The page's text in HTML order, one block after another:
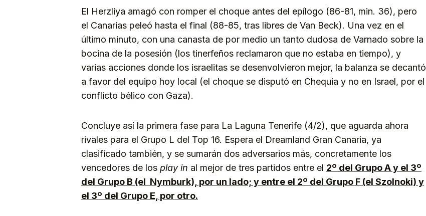
El Herzliya amagó con romper el choque antes del epílogo (86-81, min. 36), pero
el Canarias peleó hasta el final (88-85, tras libres de Van Beck). Una vez en el
último minuto, con una canasta de por medio un tanto dudosa de Varnado sobre la
bocina de la posesión (los tinerfeños reclamaron que no estaba en tiempo), y
varias acciones donde los israelitas se desenvolvieron mejor, la balanza se decantó
a favor del equipo hoy local (el choque se disputó en Chequia y no en Israel, por el
conflicto bélico con Gaza).
Concluye así la primera fase para La Laguna Tenerife (4/2), que aguarda ahora
rivales para el Grupo L del Top 16. Espera el Dreamland Gran Canaria, ya
clasificado también, y se sumarán dos adversarios más, concretamente los
vencedores de los play in al mejor de tres partidos entre el 2º del Grupo A y el 3º
del Grupo B (el Nymburk), por un lado; y entre el 2º del Grupo F (el Szolnoki) y
el 3º del Grupo E, por otro.